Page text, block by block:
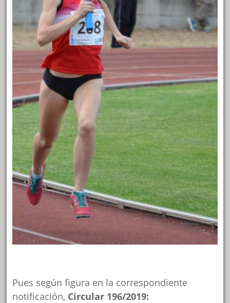
Pues según figura en la correspondiente
notificación, Circular 196/2019: